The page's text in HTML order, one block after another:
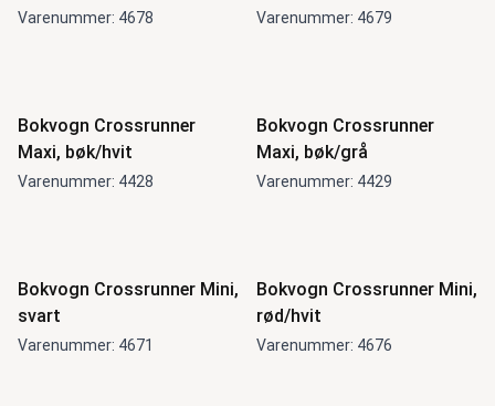
Varenummer: 4678 Varenummer: 4679
Bokvogn Crossrunner
Maxi, bøk/hvit
Varenummer: 4428
Bokvogn Crossrunner
Maxi, bøk/grå
Varenummer: 4429
Bokvogn Crossrunner Mini,
svart
Varenummer: 4671
Bokvogn Crossrunner Mini,
rød/hvit
Varenummer: 4676